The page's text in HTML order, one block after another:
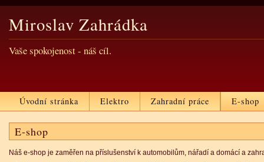
Miroslav Zahrádka
Vaše spokojenost - náš cíl.
Úvodní stránka Elektro Zahradní práce E-shop
E-shop
Náš e-shop je zaměřen na příslušenství k automobilům, nářadí a domácí a